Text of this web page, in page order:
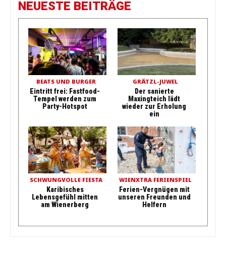
NEUESTE BEITRÄGE
BEATS UND BURGER
Eintritt frei: Fastfood-
Tempel werden zum
Party-Hotspot
GRÄTZL-JUWEL
Der sanierte
Maxingteich lädt
wieder zur Erholung
ein
SCHWUNGVOLLE FIESTA
Karibisches
Lebensgefühl mitten
am Wienerberg
WIENXTRA FERIENSPIEL
Ferien-Vergnügen mit
unseren Freunden und
Helfern